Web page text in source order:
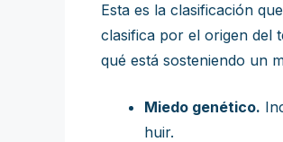
Esta es la clasificación
clasifica por el origen del
qué está sosteniendo un
Miedo genético.
huir.